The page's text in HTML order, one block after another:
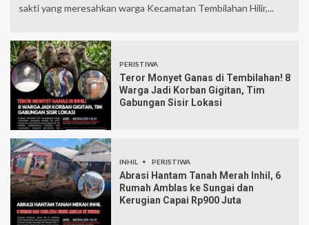
sakti yang meresahkan warga Kecamatan Tembilahan Hilir,...
PERISTIWA
Teror Monyet Ganas di Tembilahan! 8
Warga Jadi Korban Gigitan, Tim
Gabungan Sisir Lokasi
INHIL PERISTIWA
Abrasi Hantam Tanah Merah Inhil, 6
Rumah Amblas ke Sungai dan
Kerugian Capai Rp900 Juta